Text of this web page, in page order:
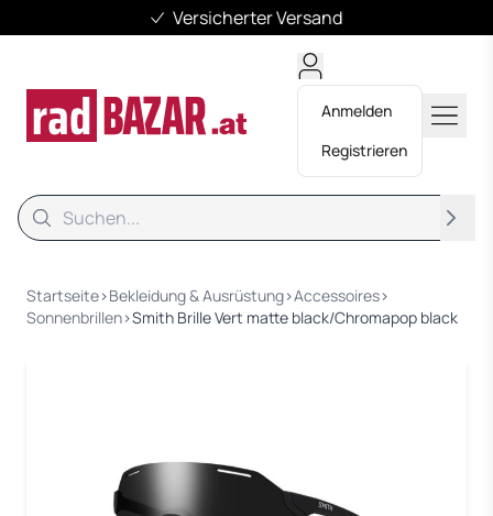
Versicherter Versand
Anmelden
Registrieren
Suche
Startseite›Bekleidung & Ausrüstung›Accessoires›
Sonnenbrillen›Smith Brille Vert matte black/Chromapop black